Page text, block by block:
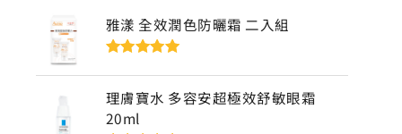
雅漾 全效潤色防曬霜 二入組
5
理膚寶水 多容安超極效舒敏眼霜
20ml